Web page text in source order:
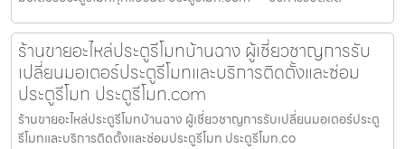
ร้านขายอะไหล่ประตูรีโมทบ้านฉาง ผู้เชี่ยวชาญการรับ
เปลี่ยนมอเตอร์ประตูรีโมทและบริการติดตั้งและซ่อม
ประตูรีโมท ประตูรีโมท.com
ร้านขายอะไหล่ประตูรีโมทบ้านฉาง ผู้เชี่ยวชาญการรับเปลี่ยนมอเตอร์ประตู
รีโมทและบริการติดตั้งและซ่อมประตูรีโมท ประตูรีโมท.co